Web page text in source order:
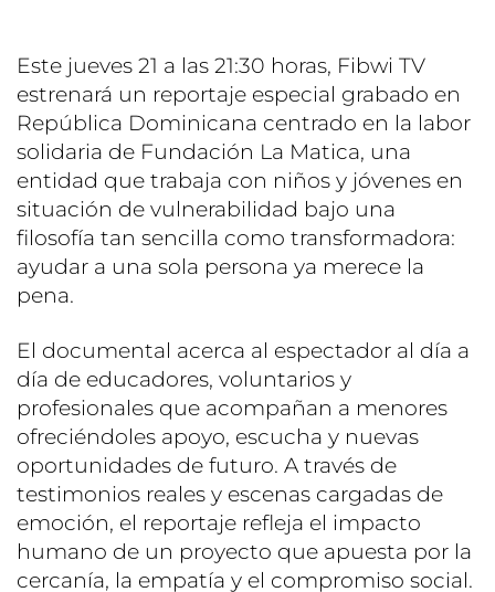
Este jueves 21 a las 21:30 horas, Fibwi TV
estrenará un reportaje especial grabado en
República Dominicana centrado en la labor
solidaria de Fundación La Matica, una
entidad que trabaja con niños y jóvenes en
situación de vulnerabilidad bajo una
filosofía tan sencilla como transformadora:
ayudar a una sola persona ya merece la
pena.
El documental acerca al espectador al día a
día de educadores, voluntarios y
profesionales que acompañan a menores
ofreciéndoles apoyo, escucha y nuevas
oportunidades de futuro. A través de
testimonios reales y escenas cargadas de
emoción, el reportaje refleja el impacto
humano de un proyecto que apuesta por la
cercanía, la empatía y el compromiso social.